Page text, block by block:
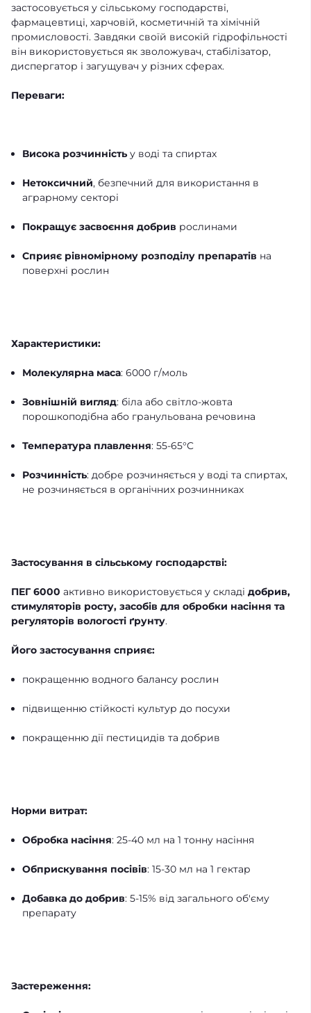
застосовується у сільському господарстві,
фармацевтиці, харчовій, косметичній та хімічній
промисловості. Завдяки своїй високій гідрофільності
він використовується як зволожувач, стабілізатор,
диспергатор і загущувач у різних сферах.
Переваги:
Висока розчинністьу воді та спиртах
Нетоксичний, безпечний для використання в
аграрному секторі
Покращує засвоєння добрив рослинами
Сприяє рівномірному розподілу препаратів на
поверхні рослин
Характеристики:
Молекулярна маса: 6000 г/моль
Зовнішній вигляд: біла або світло-жовта
порошкоподібна або гранульована речовина
Температура плавлення: 55-65°C
Розчинність: добре розчиняється у воді та спиртах,
не розчиняється в органічних розчинниках
Застосування в сільському господарстві:
ПЕГ 6000 активно використовується у складі добрив,
стимуляторів росту, засобів для обробки насіння та
регуляторів вологості ґрунту.
Його застосування сприяє:
покращенню водного балансу рослин
підвищенню стійкості культур до посухи
покращенню дії пестицидів та добрив
Норми витрат:
Обробка насіння: 25-40 мл на 1 тонну насіння
Обприскування посівів: 15-30 мл на 1 гектар
Добавка до добрив: 5-15% від загального об'єму
препарату
Застереження: